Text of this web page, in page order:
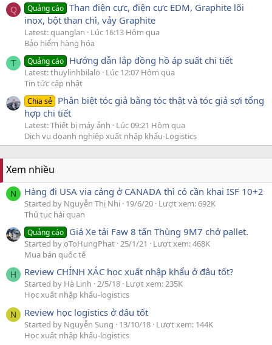
Q Quảng cáo Than điện cực, điện cực EDM, Graphite lõi
inox, bột than chì, vảy Graphite
Latest: quanglan
Lúc 16:13 Hôm qua
Bảo hiểm hàng hóa
T Quảng cáo Hướng dẫn lắp đồng hồ áp suất chi tiết
Latest: thuylinhbilalo
Lúc 12:07 Hôm qua
Tin tức cập nhật
Chia sẻ Phân biệt tóc giả bằng tóc thật và tóc giả sợi tổng
hợp chi tiết
Latest: Thiết bị máy ảnh
Lúc 09:21 Hôm qua
Dịch vụ doanh nghiệp xuất nhập khẩu-Logistics
Xem nhiều
N Hàng đi USA via cảng ở CANADA thì có cần khai ISF 10+2
Started by Nguyễn Thị Nhi 19/6/20 Lượt xem: 692K
Thủ tục hải quan
Quảng cáo Giá Xe tải Faw 8 tấn Thùng 9M7 chở pallet.
Started by oToHungPhat 25/1/21
Lượt xem: 468K
Mua bán quốc tế
H Review CHÍNH XÁC học xuất nhập khẩu ở đâu tốt?
Started by Hà Linh 2/5/18 Lượt xem: 235K
Học xuất nhập khẩu-logistics
N Review học logistics ở đâu tốt
Started by Nguyễn Sung 13/10/18 Lượt xem: 144K
Học xuất nhập khẩu-logistics